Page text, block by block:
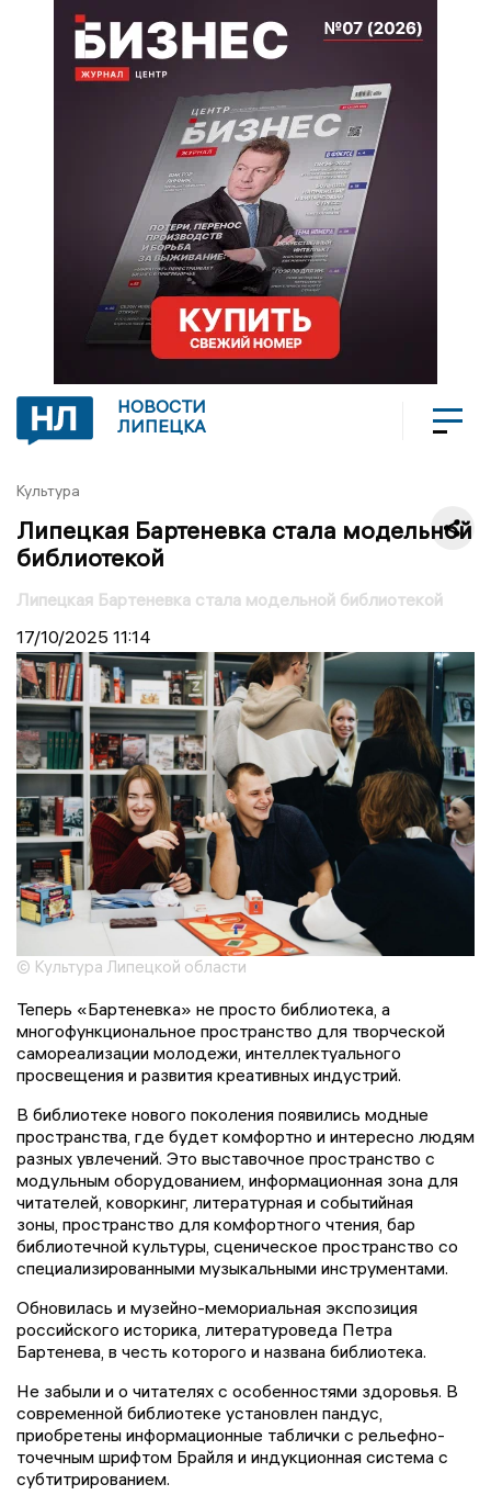
НОВОСТИ
ЛИПЕЦКА
Культура
Липецкая Бартеневка стала модельной
библиотекой
Липецкая Бартеневка стала модельной библиотекой
17/10/2025 11:14
© Культура Липецкой области
Теперь «Бартеневка» не просто библиотека, а
многофункциональное пространство для творческой
самореализации молодежи, интеллектуального
просвещения и развития креативных индустрий.
В библиотеке нового поколения появились модные
пространства, где будет комфортно и интересно людям
разных увлечений. Это выставочное пространство с
модульным оборудованием, информационная зона для
читателей, коворкинг, литературная и событийная
зоны, пространство для комфортного чтения, бар
библиотечной культуры, сценическое пространство со
специализированными музыкальными инструментами.
Обновилась и музейно-мемориальная экспозиция
российского историка, литературоведа Петра
Бартенева, в честь которого и названа библиотека.
Не забыли и о читателях с особенностями здоровья. В
современной библиотеке установлен пандус,
приобретены информационные таблички с рельефно-
точечным шрифтом Брайля и индукционная система с
субтитрированием.